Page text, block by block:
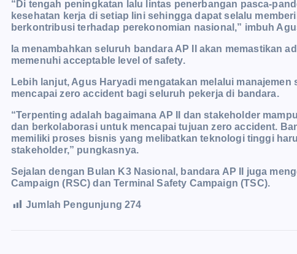
“Di tengah peningkatan lalu lintas penerbangan pasca-
kesehatan kerja di setiap lini sehingga dapat selalu
berkontribusi terhadap perekonomian nasional,” imbuh
Ia menambahkan seluruh bandara AP II akan memastikan
memenuhi acceptable level of safety.
Lebih lanjut, Agus Haryadi mengatakan melalui
mencapai zero accident bagi seluruh pekerja di bandara.
“Terpenting adalah bagaimana AP II dan stakeholder
dan berkolaborasi untuk mencapai tujuan zero accident.
memiliki proses bisnis yang melibatkan teknologi tinggi
stakeholder,” pungkasnya.
Sejalan dengan Bulan K3 Nasional, bandara AP II juga
Campaign (RSC) dan Terminal Safety Campaign (TSC).
Jumlah Pengunjung 274